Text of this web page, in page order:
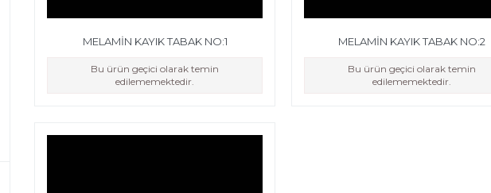
MELAMİN KAYIK TABAK NO:1
Bu ürün geçici olarak temin
edilememektedir.
MELAMİN KAYIK TABAK NO:2
Bu ürün geçici olarak temin
edilememektedir.